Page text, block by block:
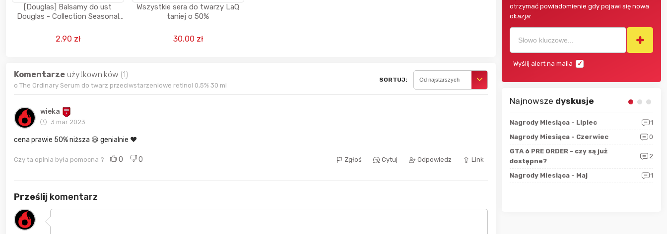
[Douglas] Balsamy do ust
Douglas - Collection Seasonal
2.90 zł
Wszystkie sera do twarzy LaQ
taniej o 50%
30.00 zł
Komentarze użytkowników (1)
o The Ordinary Serum do twarz przeciwstarzeniowe retinol 0,5% 30 ml
SORTUJ: Od najstarszych
wieka
3 mar 2023
cena prawie 50% niższa 😃 genialnie ❤️
Czy ta opinia była pomocna ? 0 0 Zgłoś Cytuj Odpowiedz Link
Prześlij komentarz
otrzymać powiadomienie gdy pojawi się nowa
okazja:
Wyślij alert na maila
Najnowsze dyskusje
Katalog nagród
Nagrody Miesiąca - Lipiec
1
Nagrody Miesiąca - Czerwiec
0
GTA 6 PRE ORDER - czy są już
dostępne?
2
Nagrody Miesiąca - Maj 1